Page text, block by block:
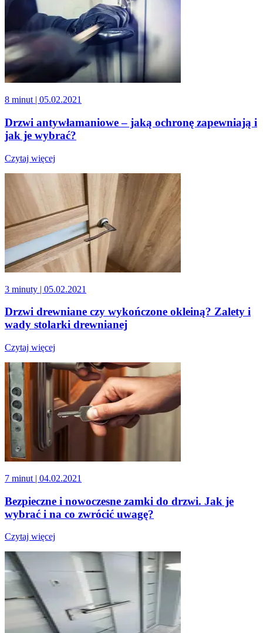
8 minut | 05.02.2021
Drzwi antywłamaniowe – jaką ochronę zapewniają i
jak je wybrać?
Czytaj więcej
3 minuty | 05.02.2021
Drzwi drewniane czy wykończone okleiną? Zalety i
wady stolarki drewnianej
Czytaj więcej
7 minut | 04.02.2021
Bezpieczne i nowoczesne zamki do drzwi. Jak je
wybrać i na co zwrócić uwagę?
Czytaj więcej